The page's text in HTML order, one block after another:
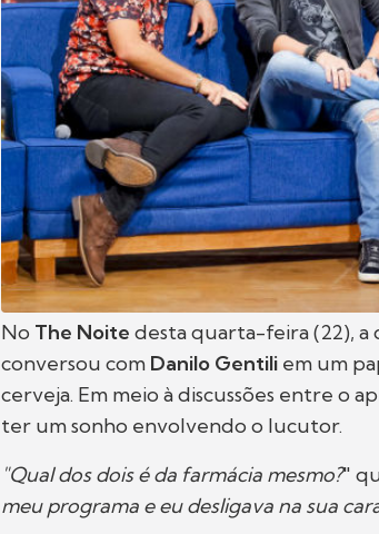
No The Noite desta quarta-feira (22), a
conversou com Danilo Gentili em um
cerveja. Em meio à discussões entre o
ter um sonho envolvendo o lucutor.
"Qual dos dois é da farmácia mesmo?"
meu programa e eu desligava na sua